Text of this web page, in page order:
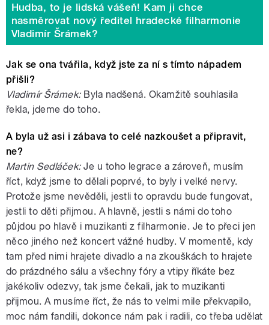
Hudba, to je lidská vášeň! Kam ji chce
nasměrovat nový ředitel hradecké filharmonie
Vladimír Šrámek?
Jak se ona tvářila, když jste za ní s tímto nápadem
přišli?
Vladimír Šrámek:Byla nadšená. Okamžitě souhlasila
řekla, jdeme do toho.
A byla už asi i zábava to celé nazkoušet a připravit,
ne?
Martin Sedláček:Je u toho legrace a zároveň, musím
říct, když jsme to dělali poprvé, to byly i velké nervy.
Protože jsme nevěděli, jestli to opravdu bude fungovat,
jestli to děti přijmou. A hlavně, jestli s námi do toho
půjdou po hlavě i muzikanti z filharmonie. Je to přeci jen
něco jiného než koncert vážné hudby. V momentě, kdy
tam před nimi hrajete divadlo a na zkouškách to hrajete
do prázdného sálu a všechny fóry a vtipy říkáte bez
jakékoliv odezvy, tak jsme čekali, jak to muzikanti
přijmou. A musíme říct, že nás to velmi mile překvapilo,
moc nám fandili, dokonce nám pak i radili, co třeba udělat